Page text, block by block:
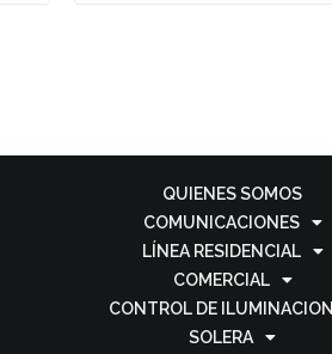
QUIENES SOMOS
COMUNICACIONES
LÍNEA RESIDENCIAL
COMERCIAL
CONTROL DE ILUMINACION
SOLERA